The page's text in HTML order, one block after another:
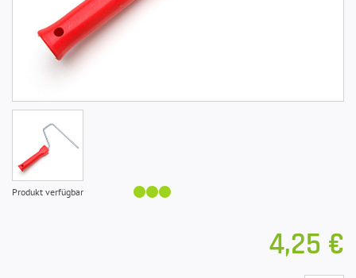
Produkt verfügbar
4,25 €